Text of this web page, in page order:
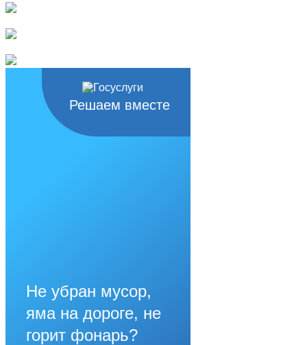
Решаем вместе
Не убран мусор,
яма на дороге, не
горит фонарь?